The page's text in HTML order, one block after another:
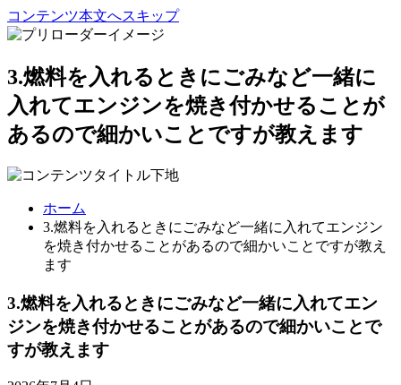
コンテンツ本文へスキップ
3.燃料を入れるときにごみなど一緒に
入れてエンジンを焼き付かせることが
あるので細かいことですが教えます
ホーム
3.燃料を入れるときにごみなど一緒に入れてエンジン
を焼き付かせることがあるので細かいことですが教え
ます
3.燃料を入れるときにごみなど一緒に入れてエン
ジンを焼き付かせることがあるので細かいことで
すが教えます